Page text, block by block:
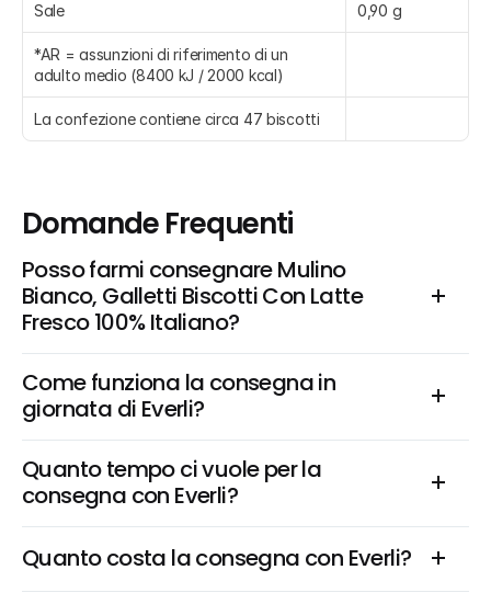
Sale 0,90 g
*AR = assunzioni di riferimento di un
adulto medio (8400 kJ / 2000 kcal)
La confezione contiene circa 47 biscotti
Domande Frequenti
Posso farmi consegnare Mulino
Bianco, Galletti Biscotti Con Latte
Fresco 100% Italiano?
Come funziona la consegna in
giornata di Everli?
Quanto tempo ci vuole per la
consegna con Everli?
Quanto costa la consegna con Everli?